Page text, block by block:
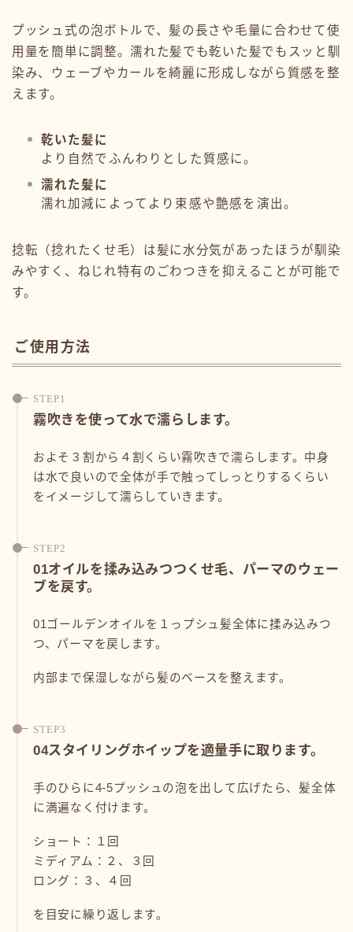
プッシュ式の泡ボトルで、髪の長さや毛量に合わせて使
用量を簡単に調整。濡れた髪でも乾いた髪でもスッと馴
染み、ウェーブやカールを綺麗に形成しながら質感を整
えます。
乾いた髪に
より自然でふんわりとした質感に。
濡れた髪に
濡れ加減によってより束感や艶感を演出。
捻転（捻れたくせ毛）は髪に水分気があったほうが馴染
みやすく、ねじれ特有のごわつきを抑えることが可能で
す。
ご使用方法
霧吹きを使って水で濡らします。
およそ３割から４割くらい霧吹きで濡らします。中身
は水で良いので全体が手で触ってしっとりするくらい
をイメージして濡らしていきます。
01オイルを揉み込みつつくせ毛、パーマのウェー
ブを戻す。
01ゴールデンオイルを１っプシュ髪全体に揉み込みつ
つ、パーマを戻します。
内部まで保湿しながら髪のベースを整えます。
04スタイリングホイップを適量手に取ります。
手のひらに4-5プッシュの泡を出して広げたら、髪全体
に満遍なく付けます。
ショート：１回
ミディアム：２、３回
ロング：３、４回
を目安に繰り返します。